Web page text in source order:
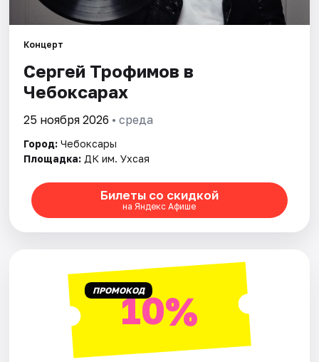
Площадки
Рейтинги
Концерт
Сергей Трофимов в
Чебоксарах
25 ноября 2026 • среда
Город: Чебоксары
Площадка: ДК им. Ухсая
Билеты со скидкой
на Яндекс Афише
ПРОМОКОД10%